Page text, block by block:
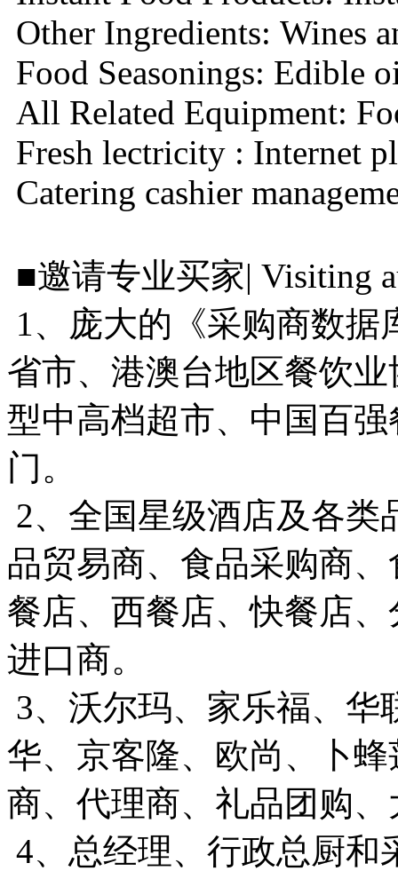
Other Ingredients: Wines
Food Seasonings: Edible
All Related Equipment:
Fresh lectricity : Internet
Catering cashier
■邀请专业买家| Visiting
1、庞大的《采购商数
省市、港澳台地区餐饮
型中高档超市、中国百
门。
2、全国星级酒店及各类
品贸易商、食品采购商
餐店、西餐店、快餐店
进口商。
3、沃尔玛、家乐福、华
华、京客隆、欧尚、卜
商、代理商、礼品团购
4、总经理、行政总厨和